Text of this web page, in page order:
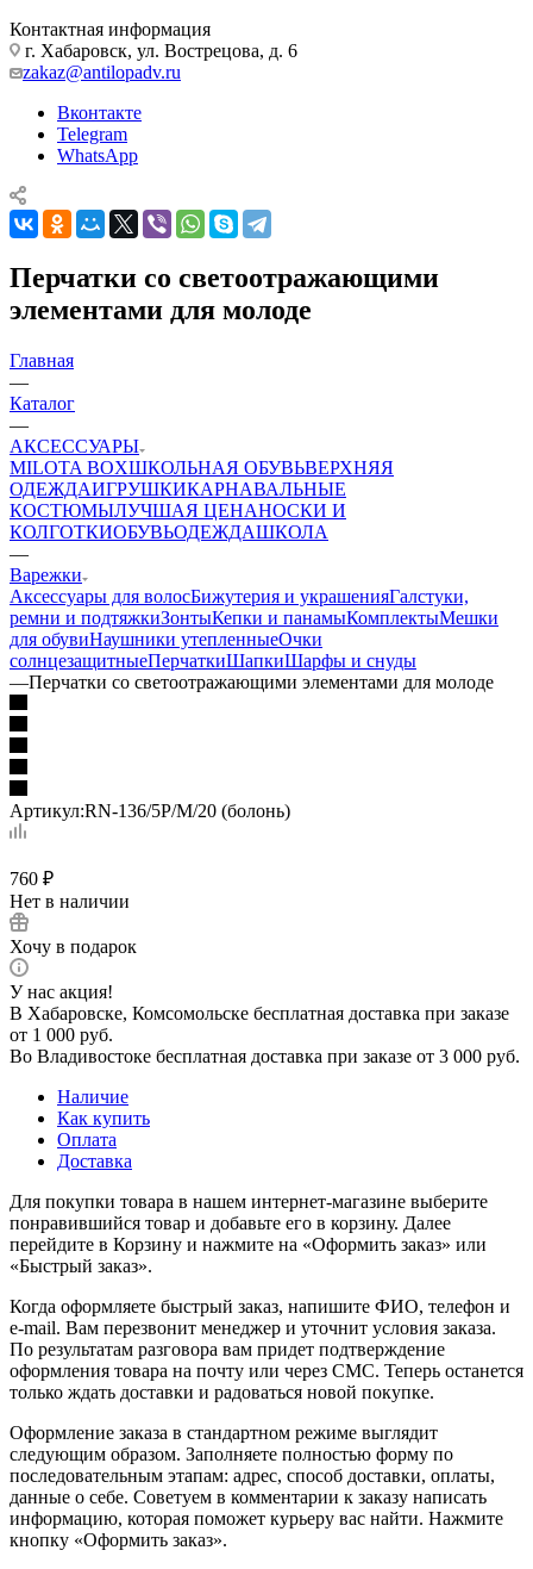
Контактная информация
г. Хабаровск, ул. Вострецова, д. 6
zakaz@antilopadv.ru
Вконтакте
Telegram
WhatsApp
Перчатки со светоотражающими
элементами для молоде
Главная
—
Каталог
—
АКСЕССУАРЫ
MILOTA BOXШКОЛЬНАЯ ОБУВЬВЕРХНЯЯ
ОДЕЖДАИГРУШКИКАРНАВАЛЬНЫЕ
КОСТЮМЫЛУЧШАЯ ЦЕНАНОСКИ И
КОЛГОТКИОБУВЬОДЕЖДАШКОЛА
—
Варежки
Аксессуары для волосБижутерия и украшенияГалстуки,
ремни и подтяжкиЗонтыКепки и панамыКомплектыМешки
для обувиНаушники утепленныеОчки
солнцезащитныеПерчаткиШапкиШарфы и снуды
—Перчатки со светоотражающими элементами для молоде
Артикул:RN-136/5P/M/20 (болонь)
760 ₽
Нет в наличии
Хочу в подарок
У нас акция!
В Хабаровске, Комсомольске бесплатная доставка при заказе
от 1 000 руб.
Во Владивостоке бесплатная доставка при заказе от 3 000 руб.
Наличие
Как купить
Оплата
Доставка
Для покупки товара в нашем интернет-магазине выберите
понравившийся товар и добавьте его в корзину. Далее
перейдите в Корзину и нажмите на «Оформить заказ» или
«Быстрый заказ».
Когда оформляете быстрый заказ, напишите ФИО, телефон и
e-mail. Вам перезвонит менеджер и уточнит условия заказа.
По результатам разговора вам придет подтверждение
оформления товара на почту или через СМС. Теперь останется
только ждать доставки и радоваться новой покупке.
Оформление заказа в стандартном режиме выглядит
следующим образом. Заполняете полностью форму по
последовательным этапам: адрес, способ доставки, оплаты,
данные о себе. Советуем в комментарии к заказу написать
информацию, которая поможет курьеру вас найти. Нажмите
кнопку «Оформить заказ».